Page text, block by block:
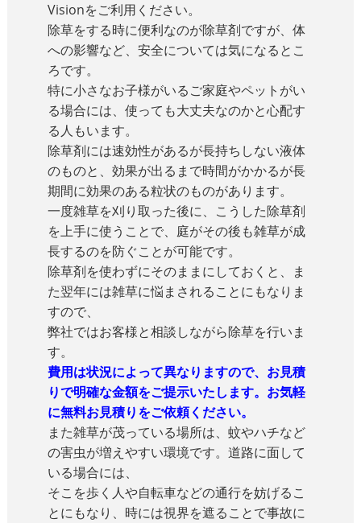
Visionをご利用ください。
除草をする時に便利なのが除草剤ですが、体
への影響など、安全については気になるとこ
ろです。
特に小さなお子様がいるご家庭やペットがい
る場合には、使っても大丈夫なのかと心配す
る人もいます。
除草剤には速効性があるが長持ちしない液体
のものと、効果が出るまで時間がかかるが長
期間に効果のある粒状のものがあります。
一度雑草を刈り取った後に、こうした除草剤
を上手に使うことで、庭がその後も雑草が成
長するのを防ぐことが可能です。
除草剤を使わずにそのままにしておくと、ま
た翌年には雑草に悩まされることにもなりま
すので、
弊社ではお客様と相談しながら除草を行いま
す。
費用は状況によって異なりますので、お見積
りで明確な金額をご提示いたします。お気軽
に無料お見積りをご依頼ください。
また雑草が茂っている場所は、蚊やハチなど
の害虫が増えやすい環境です。道路に面して
いる場合には、
そこを歩く人や自転車などの通行を妨げるこ
とにもなり、時には視界を遮ることで事故に